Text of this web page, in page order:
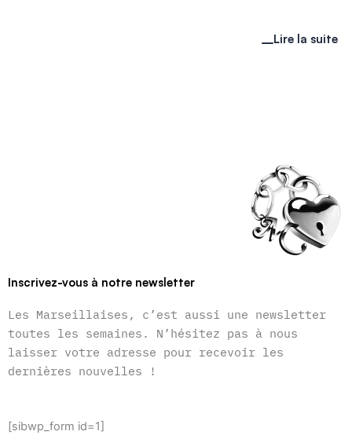
Lire la suite
Inscrivez-vous à notre newsletter
Les Marseillaises, c’est aussi une newsletter
toutes les semaines. N’hésitez pas à nous
laisser votre adresse pour recevoir les
dernières nouvelles !
[sibwp_form id=1]